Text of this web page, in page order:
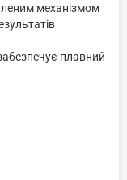
механізмом
плавний